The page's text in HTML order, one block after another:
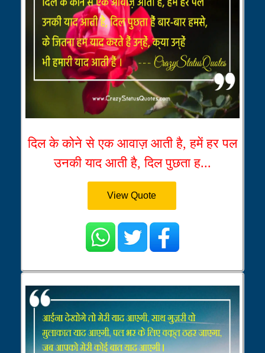
दिल के कोने से एक आवाज़ आती है, हमें हर पल
उनकी याद आती है, दिल पुछता ह...
View Quote